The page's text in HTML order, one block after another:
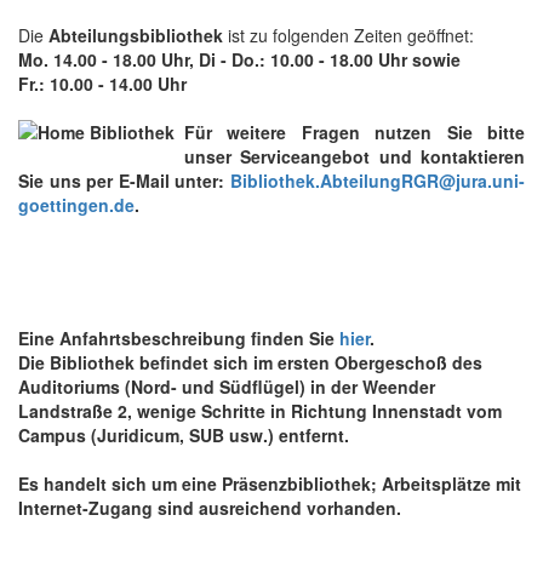
Die Abteilungsbibliothek ist zu folgenden Zeiten geöffnet:
Mo. 14.00 - 18.00 Uhr, Di - Do.: 10.00 - 18.00 Uhrsowie
Fr.: 10.00 - 14.00 Uhr
Für weitere Fragen nutzen Sie bitte
unser Serviceangebot und kontaktieren
Sie uns per E-Mail unter: Bibliothek.AbteilungRGR@jura.uni-
goettingen.de.
Eine Anfahrtsbeschreibung finden Sie hier.
Die Bibliothek befindet sich im ersten Obergeschoß des
Auditoriums (Nord- und Südflügel) in der Weender
Landstraße 2, wenige Schritte in Richtung Innenstadt vom
Campus (Juridicum, SUB usw.) entfernt.
Es handelt sich um eine Präsenzbibliothek; Arbeitsplätze mit
Internet-Zugang sind ausreichend vorhanden.